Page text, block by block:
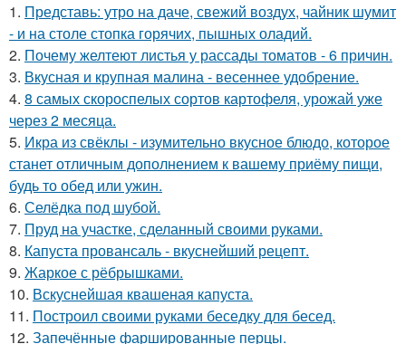
1. Представь: утро на даче, свежий воздух, чайник шумит
- и на столе стопка горячих, пышных оладий.
2. Почему желтеют листья у рассады томатов - 6 причин.
3. Вкусная и крупная малина - весеннее удобрение.
4. 8 самых скороспелых сортов картофеля, урожай уже
через 2 месяца.
5. Икра из свёклы - изумительно вкусное блюдо, которое
станет отличным дополнением к вашему приёму пищи,
будь то обед или ужин.
6. Селёдка под шубой.
7. Пруд на участке, сделанный своими руками.
8. Капуста провансаль - вкуснейший рецепт.
9. Жаркое с рёбрышками.
10. Вскуснейшая квашеная капуста.
11. Построил своими руками беседку для бесед.
12. Запечённые фаршированные перцы.